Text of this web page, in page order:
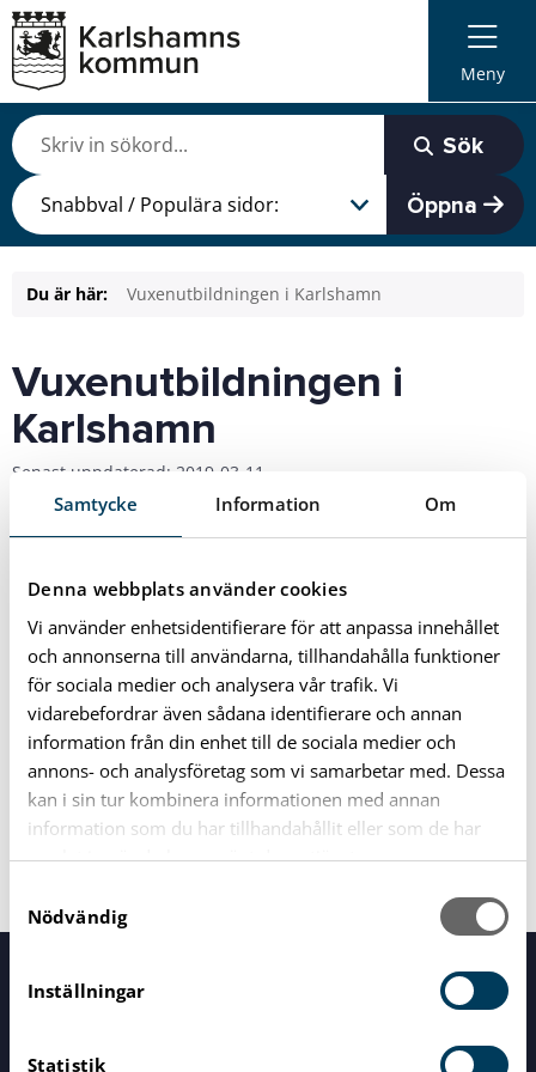
Samtycke Information Om
Denna webbplats använder cookies
Vi använder enhetsidentifierare för att anpassa innehållet
och annonserna till användarna, tillhandahålla funktioner
för sociala medier och analysera vår trafik. Vi
vidarebefordrar även sådana identifierare och annan
information från din enhet till de sociala medier och
annons- och analysföretag som vi samarbetar med. Dessa
kan i sin tur kombinera informationen med annan
information som du har tillhandahållit eller som de har
samlat in när du har använt deras tjänster.
Nödvändig
Inställningar
Statistik
Meny
Sök
Öppna
Du är här: Vuxenutbildningen i Karlshamn
Vuxenutbildningen i
Karlshamn
Senast uppdaterad: 2019-03-11
Telefon
0454-815 60
E-post
Skicka e-post
Adress
Väggavägen 2
374 81 Karlshamn
Servicecenter Vid alla dina frågor